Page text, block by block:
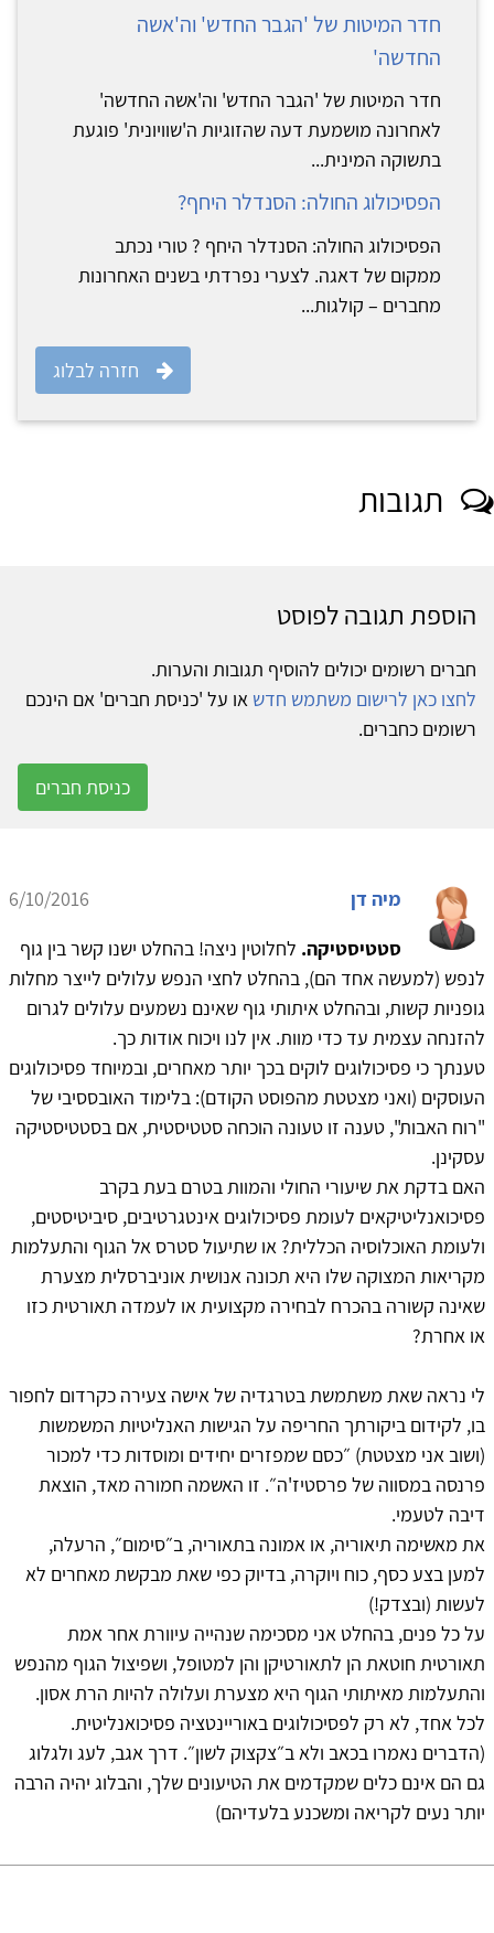
חדר המיטות של 'הגבר החדש' וה'אשה
החדשה'
חדר המיטות של 'הגבר החדש' וה'אשה החדשה'
לאחרונה מושמעת דעה שהזוגיות ה'שוויונית' פוגעת
בתשוקה המינית...
הפסיכולוג החולה: הסנדלר היחף?
הפסיכולוג החולה: הסנדלר היחף ? טורי נכתב
ממקום של דאגה. לצערי נפרדתי בשנים האחרונות
מחברים – קולגות...
חזרה לבלוג
תגובות
הוספת תגובה לפוסט
חברים רשומים יכולים להוסיף תגובות והערות.
לחצו כאן לרישום משתמש חדש או על 'כניסת חברים' אם הינכם
רשומים כחברים.
כניסת חברים
מיה דן
6/10/2016
סטטיסטיקה. לחלוטין ניצה! בהחלט ישנו קשר בין גוף
לנפש (למעשה אחד הם), בהחלט לחצי הנפש עלולים לייצר מחלות
גופניות קשות, ובהחלט איתותי גוף שאינם נשמעים עלולים לגרום
להזנחה עצמית עד כדי מוות. אין לנו ויכוח אודות כך.
טענתך כי פסיכולוגים לוקים בכך יותר מאחרים, ובמיוחד פסיכולוגים
העוסקים (ואני מצטטת מהפוסט הקודם): בלימוד האובססיבי של
"רוח האבות", טענה זו טעונה הוכחה סטטיסטית, אם בסטטיסטיקה
עסקינן.
האם בדקת את שיעורי החולי והמוות בטרם בעת בקרב
פסיכואנליטיקאים לעומת פסיכולוגים אינטגרטיבים, סיביטיסטים,
ולעומת האוכלוסיה הכללית? או שתיעול סטרס אל הגוף והתעלמות
מקריאות המצוקה שלו היא תכונה אנושית אוניברסלית מצערת
שאינה קשורה בהכרח לבחירה מקצועית או לעמדה תאורטית כזו
או אחרת?
לי נראה שאת משתמשת בטרגדיה של אישה צעירה כקרדום לחפור
בו, לקידום ביקורתך החריפה על הגישות האנליטיות המשמשות
(ושוב אני מצטטת) ״כסם שמפזרים יחידים ומוסדות כדי למכור
פרנסה במסווה של פרסטיז'ה״. זו האשמה חמורה מאד, הוצאת
דיבה לטעמי.
את מאשימה תיאוריה, או אמונה בתאוריה, ב״סימום״, הרעלה,
למען בצע כסף, כוח ויוקרה, בדיוק כפי שאת מבקשת מאחרים לא
לעשות (ובצדק!)
על כל פנים, בהחלט אני מסכימה שנהייה עיוורת אחר אמת
תאורטית חוטאת הן לתאורטיקן והן למטופל, ושפיצול הגוף מהנפש
והתעלמות מאיתותי הגוף היא מצערת ועלולה להיות הרת אסון.
לכל אחד, לא רק לפסיכולוגים באוריינטציה פסיכואנליטית.
(הדברים נאמרו בכאב ולא ב״צקצוק לשון״. דרך אגב, לעג ולגלוג
גם הם אינם כלים שמקדמים את הטיעונים שלך, והבלוג יהיה הרבה
יותר נעים לקריאה ומשכנע בלעדיהם)